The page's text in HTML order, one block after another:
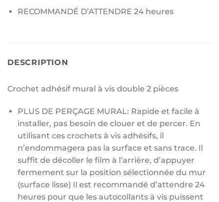
RECOMMANDÉ D’ATTENDRE 24 heures
DESCRIPTION
Crochet adhésif mural à vis double 2 pièces
PLUS DE PERÇAGE MURAL: Rapide et facile à
installer, pas besoin de clouer et de percer. En
utilisant ces crochets à vis adhésifs, il
n’endommagera pas la surface et sans trace. Il
suffit de décoller le film à l’arrière, d’appuyer
fermement sur la position sélectionnée du mur
(surface lisse) Il est recommandé d’attendre 24
heures pour que les autocollants à vis puissent